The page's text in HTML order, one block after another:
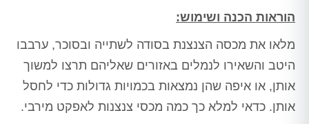
הוראות הכנה ושימוש:
מלאו את מכסה הצנצנת בסודה לשתייה ובסוכר, ערבבו
היטב והשאירו לנמלים באזורים שאליהם תרצו למשוך
אותן, או איפה שהן נמצאות בכמויות גדולות כדי לחסל
אותן. כדאי למלא כך כמה מכסי צנצנות לאפקט מירבי.